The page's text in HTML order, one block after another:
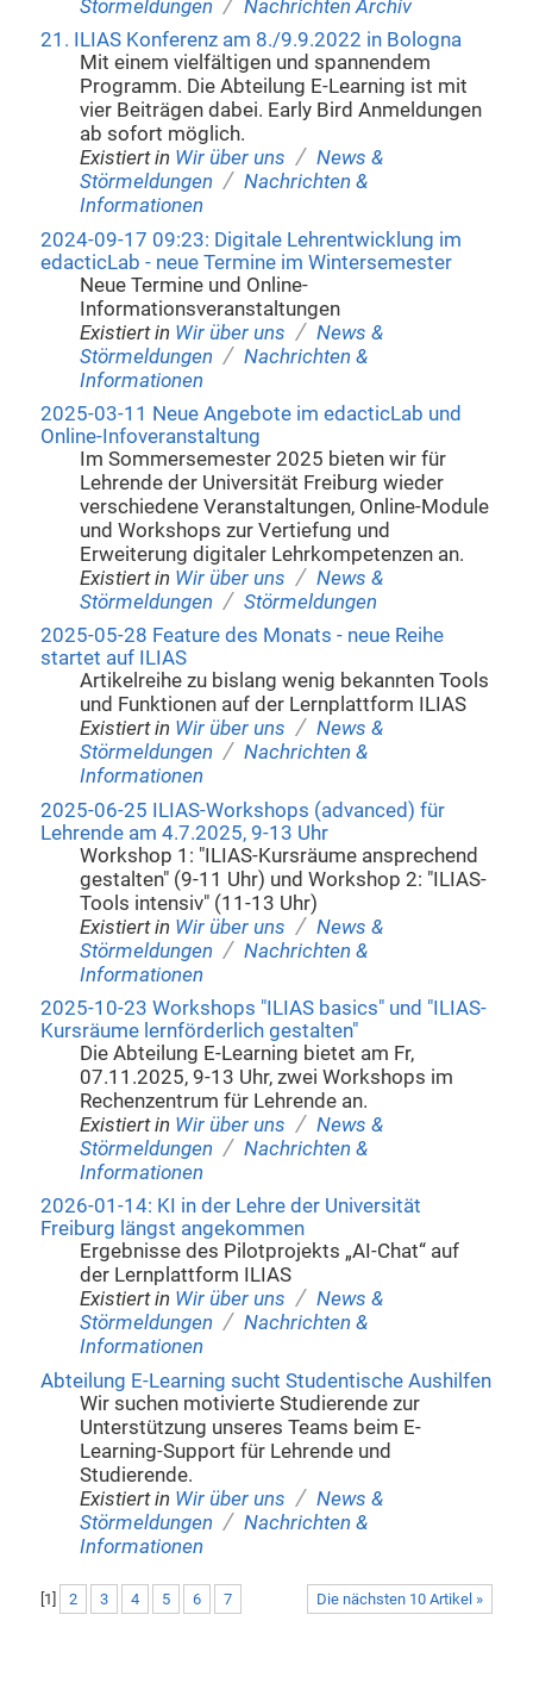
Störmeldungen
Nachrichten Archiv
21. ILIAS Konferenz am 8./9.9.2022 in Bologna
Mit einem vielfältigen und spannendem
Programm. Die Abteilung E-Learning ist mit
vier Beiträgen dabei. Early Bird Anmeldungen
ab sofort möglich.
Existiert in Wir über uns / News &
Störmeldungen / Nachrichten &
Informationen
2024-09-17 09:23: Digitale Lehrentwicklung im
edacticLab - neue Termine im Wintersemester
Neue Termine und Online-
Informationsveranstaltungen
Existiert in Wir über uns / News &
Störmeldungen / Nachrichten &
Informationen
2025-03-11 Neue Angebote im edacticLab und
Online-Infoveranstaltung
Im Sommersemester 2025 bieten wir für
Lehrende der Universität Freiburg wieder
verschiedene Veranstaltungen, Online-Module
und Workshops zur Vertiefung und
Erweiterung digitaler Lehrkompetenzen an.
Existiert in Wir über uns / News &
Störmeldungen / Störmeldungen
2025-05-28 Feature des Monats - neue Reihe
startet auf ILIAS
Artikelreihe zu bislang wenig bekannten Tools
und Funktionen auf der Lernplattform ILIAS
Existiert in Wir über uns / News &
Störmeldungen / Nachrichten &
Informationen
2025-06-25 ILIAS-Workshops (advanced) für
Lehrende am 4.7.2025, 9-13 Uhr
Workshop 1: "ILIAS-Kursräume ansprechend
gestalten" (9-11 Uhr) und Workshop 2: "ILIAS-
Tools intensiv" (11-13 Uhr)
Existiert in Wir über uns / News &
Störmeldungen / Nachrichten &
Informationen
2025-10-23 Workshops "ILIAS basics" und "ILIAS-
Kursräume lernförderlich gestalten"
Die Abteilung E-Learning bietet am Fr,
07.11.2025, 9-13 Uhr, zwei Workshops im
Rechenzentrum für Lehrende an.
Existiert in Wir über uns / News &
Störmeldungen / Nachrichten &
Informationen
2026-01-14: KI in der Lehre der Universität
Freiburg längst angekommen
Ergebnisse des Pilotprojekts „AI-Chat“ auf
der Lernplattform ILIAS
Existiert in Wir über uns / News &
Störmeldungen / Nachrichten &
Informationen
Abteilung E-Learning sucht Studentische Aushilfen
Wir suchen motivierte Studierende zur
Unterstützung unseres Teams beim E-
Learning-Support für Lehrende und
Studierende.
Existiert in Wir über uns / News &
Störmeldungen / Nachrichten &
Informationen
Die nächsten 10 Artikel »
1 2 3 4 5 6 7